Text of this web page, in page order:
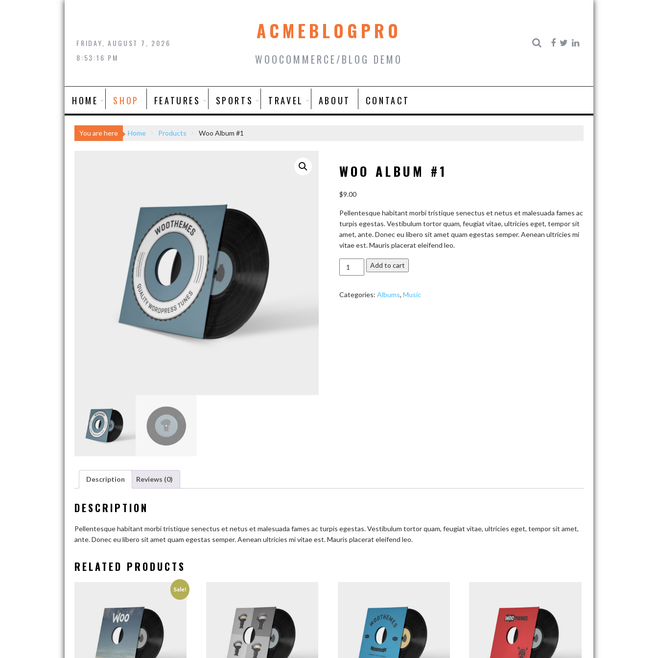
Skip
FRIDAY, AUGUST 7, 2026
8:53:17 PM
ACMEBLOGPRO
WOOCOMMERCE/BLOG DEMO
HOME SHOP FEATURES SPORTS TRAVEL ABOUT CONTACT
You are here Home Products Woo Album #1
WOO ALBUM #1
$9.00
Pellentesque habitant morbi tristique senectus et netus et malesuada fames ac
turpis egestas. Vestibulum tortor quam, feugiat vitae, ultricies eget, tempor sit
amet, ante. Donec eu libero sit amet quam egestas semper. Aenean ultricies mi
vitae est. Mauris placerat eleifend leo.
Woo
Album
quantity
Add to cart
Categories: Albums, Music
Description Reviews (0)
DESCRIPTION
Pellentesque habitant morbi tristique senectus et netus et malesuada fames ac turpis egestas. Vestibulum tortor quam, feugiat vitae, ultricies eget, tempor sit amet,
ante. Donec eu libero sit amet quam egestas semper. Aenean ultricies mi vitae est. Mauris placerat eleifend leo.
RELATED PRODUCTS
Sale!